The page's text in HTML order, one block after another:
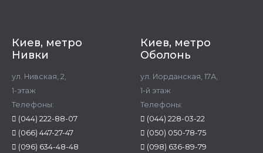
Киев, метро
Нивки
ул. Нивская, 2,
1-этаж
Телефоны:
(044) 222-88-07
(066) 447-27-47
(096) 634-48-48
Киев, метро
Оболонь
ул. Иорданская, 17А,
1-й этаж
Телефоны:
(044) 228-03-22
(050) 050-78-75
(098) 636-89-79